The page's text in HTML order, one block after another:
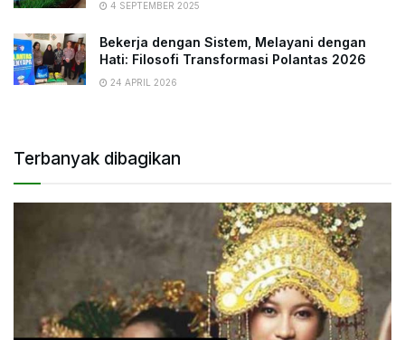
4 SEPTEMBER 2025
Bekerja dengan Sistem, Melayani dengan
Hati: Filosofi Transformasi Polantas 2026
24 APRIL 2026
Terbanyak dibagikan